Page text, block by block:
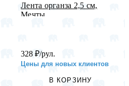
Лента органза 2,5 см,
Мечты, ...
328 ₽/рул.
Цены для новых клиентов
В КОРЗИНУ